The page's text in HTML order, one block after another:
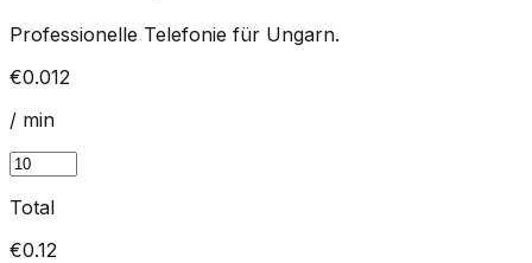
Professionelle Telefonie für Ungarn.
€0.012
/ min
Total
€0.12